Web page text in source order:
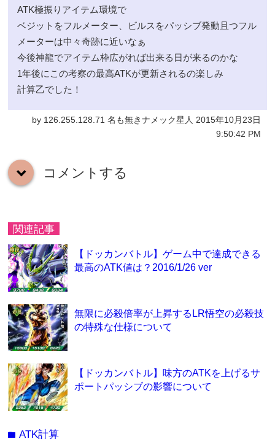
ATK極振りアイテム環境で
ベジットをフルメーター、ビルスをパッシブ発動且つフル
メーターは中々奇跡に近いなぁ
今後神龍でアイテム枠広がれば出来る日が来るのかな
1年後にこの考察の最高ATKが更新されるの楽しみ
計算乙でした！
by 126.255.128.71 名も無きナメック星人 2015年10月23日
9:50:42 PM
down コメントする
関連記事
【ドッカンバトル】ゲーム中で達成できる
最高のATK値は？2016/1/26 ver
無限に必殺倍率が上昇するLR悟空の必殺技
の特殊な仕様について
【ドッカンバトル】味方のATKを上げるサ
ポートパッシブの影響について
folderATK計算